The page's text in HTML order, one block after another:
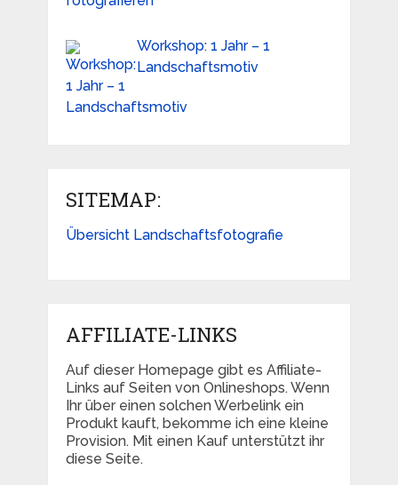
Workshop: 1 Jahr – 1
Landschaftsmotiv
SITEMAP:
Übersicht Landschaftsfotografie
AFFILIATE-LINKS
Auf dieser Homepage gibt es Affiliate-
Links auf Seiten von Onlineshops. Wenn
Ihr über einen solchen Werbelink ein
Produkt kauft, bekomme ich eine kleine
Provision. Mit einen Kauf unterstützt ihr
diese Seite.